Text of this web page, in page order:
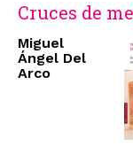
Cruces de
Miguel
Ángel Del
Arco